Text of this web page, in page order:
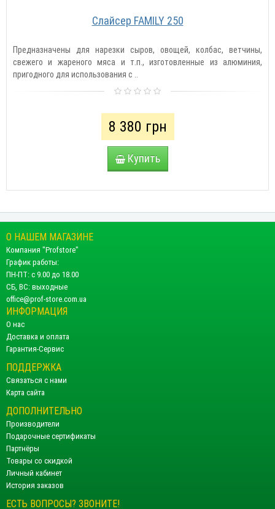
Слайсер FAMILY 250
Предназначены для нарезки сыров, овощей, колбас, ветчины,
свежего и жареного мяса и т.п., изготовленные из алюминия,
пригодного для использования с ..
8 380 грн
Купить
О НАШЕМ МАГАЗИНЕ
Компания "Profstore"
График работы:
ПН-ПТ: с 9.00 до 18.00
СБ, ВС: выходные
office@prof-store.com.ua
ИНФОРМАЦИЯ
О нас
Доставка и оплата
Гарантия-Сервис
ПОДДЕРЖКА
Связаться с нами
Карта сайта
ДОПОЛНИТЕЛЬНО
Производители
Подарочные сертификаты
Партнёры
Товары со скидкой
Личный кабинет
История заказов
ЕСТЬ ВОПРОСЫ? ЗВОНИТЕ!